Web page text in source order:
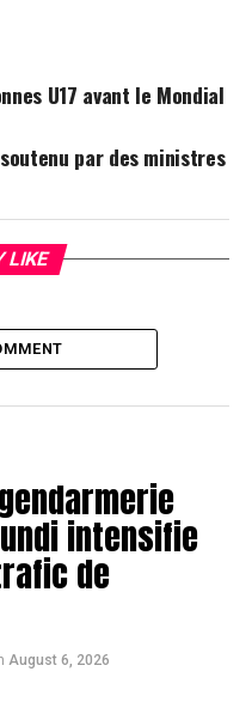
U17 avant le Mondial
par des ministres
LIKE
intensifie
de
August 6, 2026